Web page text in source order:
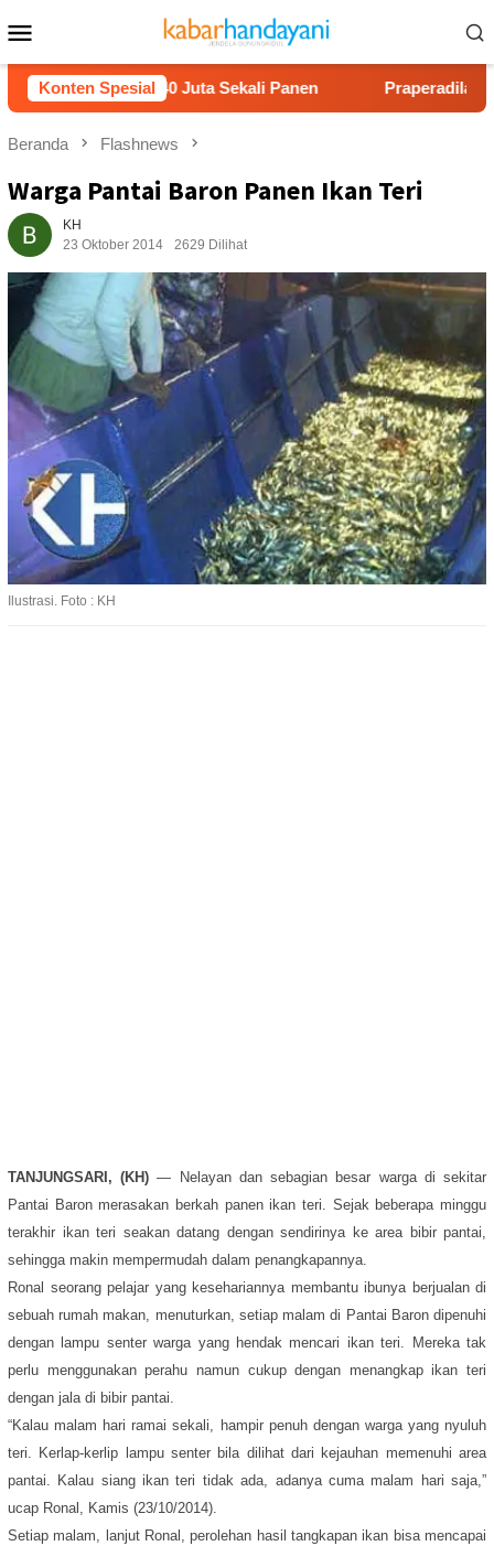
ke
kontenMobile
Konten Spesial
Rp40 Juta Sekali Panen Praperadilan Raudi
Beranda Flashnews
Warga Pantai Baron Panen Ikan Teri
KH
23 Oktober 2014
2629 Dilihat
Ilustrasi. Foto : KH
TANJUNGSARI, (KH) — Nelayan dan sebagian besar warga di sekitar
Pantai Baron merasakan berkah panen ikan teri. Sejak beberapa minggu
terakhir ikan teri seakan datang dengan sendirinya ke area bibir pantai,
sehingga makin mempermudah dalam penangkapannya.
Ronal seorang pelajar yang kesehariannya membantu ibunya berjualan di
sebuah rumah makan, menuturkan, setiap malam di Pantai Baron dipenuhi
dengan lampu senter warga yang hendak mencari ikan teri. Mereka tak
perlu menggunakan perahu namun cukup dengan menangkap ikan teri
dengan jala di bibir pantai.
“Kalau malam hari ramai sekali, hampir penuh dengan warga yang nyuluh
teri. Kerlap-kerlip lampu senter bila dilihat dari kejauhan memenuhi area
pantai. Kalau siang ikan teri tidak ada, adanya cuma malam hari saja,”
ucap Ronal, Kamis (23/10/2014).
Setiap malam, lanjut Ronal, perolehan hasil tangkapan ikan bisa mencapai